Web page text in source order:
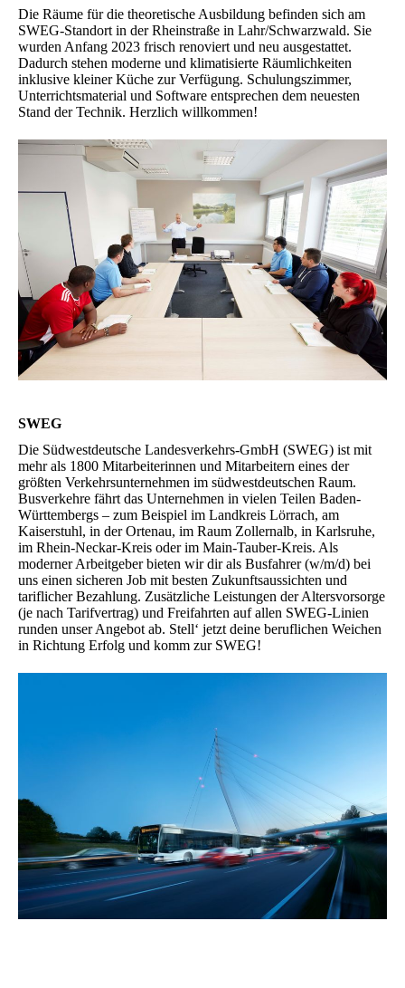
Die Räume für die theoretische Ausbildung befinden sich am
SWEG-Standort in der Rheinstraße in Lahr/Schwarzwald. Sie
wurden Anfang 2023 frisch renoviert und neu ausgestattet.
Dadurch stehen moderne und klimatisierte Räumlichkeiten
inklusive kleiner Küche zur Verfügung. Schulungszimmer,
Unterrichtsmaterial und Software entsprechen dem neuesten
Stand der Technik. Herzlich willkommen!
SWEG
Die Südwestdeutsche Landesverkehrs-GmbH (SWEG) ist mit
mehr als 1800 Mitarbeiterinnen und Mitarbeitern eines der
größten Verkehrsunternehmen im südwestdeutschen Raum.
Busverkehre fährt das Unternehmen in vielen Teilen Baden-
Württembergs – zum Beispiel im Landkreis Lörrach, am
Kaiserstuhl, in der Ortenau, im Raum Zollernalb, in Karlsruhe,
im Rhein-Neckar-Kreis oder im Main-Tauber-Kreis. Als
moderner Arbeitgeber bieten wir dir als Busfahrer (w/m/d) bei
uns einen sicheren Job mit besten Zukunftsaussichten und
tariflicher Bezahlung. Zusätzliche Leistungen der Altersvorsorge
(je nach Tarifvertrag) und Freifahrten auf allen SWEG-Linien
runden unser Angebot ab. Stell‘ jetzt deine beruflichen Weichen
in Richtung Erfolg und komm zur SWEG!